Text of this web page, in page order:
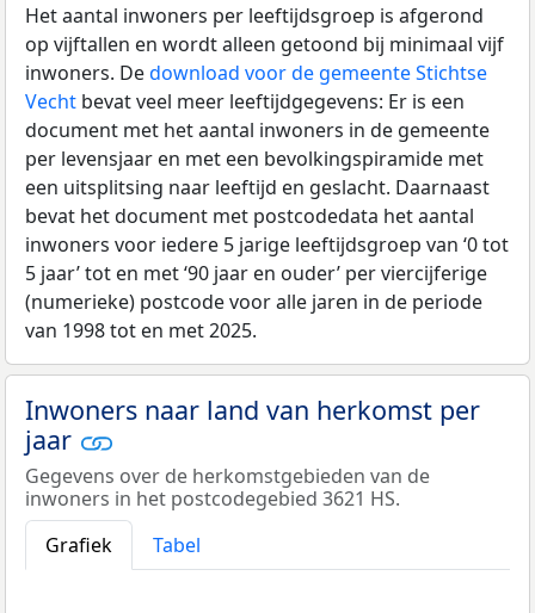
Het aantal inwoners per leeftijdsgroep is afgerond
op vijftallen en wordt alleen getoond bij minimaal vijf
inwoners. Dedownload voor de gemeente Stichtse
Vecht bevat veel meer leeftijdgegevens: Er is een
document met het aantal inwoners in de gemeente
per levensjaar en met een bevolkingspiramide met
een uitsplitsing naar leeftijd en geslacht. Daarnaast
bevat het document met postcodedata het aantal
inwoners voor iedere 5 jarige leeftijdsgroep van ‘0 tot
5 jaar’ tot en met ‘90 jaar en ouder’ per viercijferige
(numerieke) postcode voor alle jaren in de periode
van 1998 tot en met 2025.
Inwoners naar land van herkomst per
jaar
Gegevens over de herkomstgebieden van de
inwoners in het postcodegebied 3621 HS.
Grafiek
Tabel